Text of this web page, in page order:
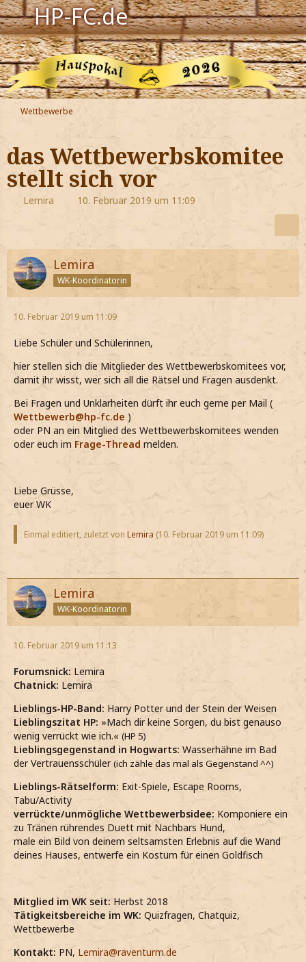
HP-FC.de
Navigation
Harry Potter
Der HP-FC
Hogwarts
Zauberwelt
Willkommen
Jetzt Fanclub-Mitglied werden!
Wettbewerbe
das Wettbewerbskomitee
stellt sich vor
Lemira 10. Februar 2019 um 11:09
Lemira
WK-Koordinatorin
10. Februar 2019 um 11:09
Liebe Schüler und Schülerinnen,
hier stellen sich die Mitglieder des Wettbewerbskomitees vor,
damit ihr wisst, wer sich all die Rätsel und Fragen ausdenkt.
Bei Fragen und Unklarheiten dürft ihr euch gerne per Mail (
Wettbewerb@hp-fc.de )
oder PN an ein Mitglied des Wettbewerbskomitees wenden
oder euch im Frage-Thread melden.
Liebe Grüsse,
euer WK
Einmal editiert, zuletzt von Lemira (10. Februar 2019 um 11:09)
Lemira
WK-Koordinatorin
10. Februar 2019 um 11:13
Forumsnick: Lemira
Chatnick: Lemira
Lieblings-HP-Band: Harry Potter und der Stein der Weisen
Lieblingszitat HP: »Mach dir keine Sorgen, du bist genauso
wenig verrückt wie ich.« (HP 5)
Lieblingsgegenstand in Hogwarts: Wasserhähne im Bad
der Vertrauensschüler(ich zähle das mal als Gegenstand ^^)
Lieblings-Rätselform: Exit-Spiele, Escape Rooms,
Tabu/Activity
verrückte/unmögliche Wettbewerbsidee: Komponiere ein
zu Tränen rührendes Duett mit Nachbars Hund,
male ein Bild von deinem seltsamsten Erlebnis auf die Wand
deines Hauses, entwerfe ein Kostüm für einen Goldfisch
Mitglied im WK seit:Herbst 2018
Tätigkeitsbereiche im WK: Quizfragen, Chatquiz,
Wettbewerbe
Kontakt: PN, Lemira@raventurm.de